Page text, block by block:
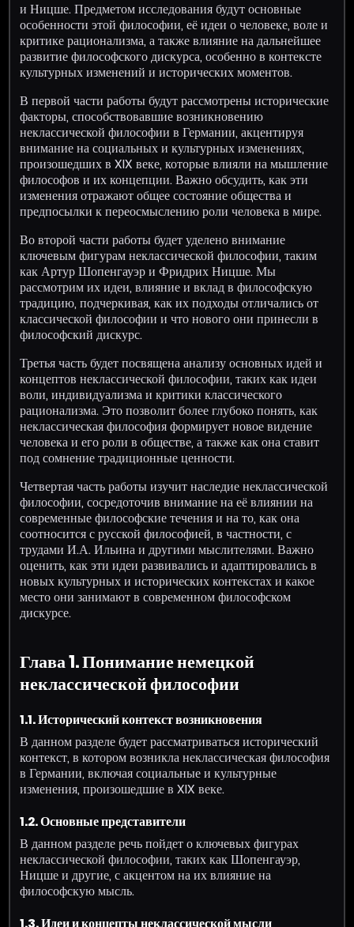
и Ницше. Предметом исследования будут основные
особенности этой философии, её идеи о человеке, воле и
критике рационализма, а также влияние на дальнейшее
развитие философского дискурса, особенно в контексте
культурных изменений и исторических моментов.
В первой части работы будут рассмотрены исторические
факторы, способствовавшие возникновению
неклассической философии в Германии, акцентируя
внимание на социальных и культурных изменениях,
произошедших в XIX веке, которые влияли на мышление
философов и их концепции. Важно обсудить, как эти
изменения отражают общее состояние общества и
предпосылки к переосмыслению роли человека в мире.
Во второй части работы будет уделено внимание
ключевым фигурам неклассической философии, таким
как Артур Шопенгауэр и Фридрих Ницше. Мы
рассмотрим их идеи, влияние и вклад в философскую
традицию, подчеркивая, как их подходы отличались от
классической философии и что нового они принесли в
философский дискурс.
Третья часть будет посвящена анализу основных идей и
концептов неклассической философии, таких как идеи
воли, индивидуализма и критики классического
рационализма. Это позволит более глубоко понять, как
неклассическая философия формирует новое видение
человека и его роли в обществе, а также как она ставит
под сомнение традиционные ценности.
Четвертая часть работы изучит наследие неклассической
философии, сосредоточив внимание на её влиянии на
современные философские течения и на то, как она
соотносится с русской философией, в частности, с
трудами И.А. Ильина и другими мыслителями. Важно
оценить, как эти идеи развивались и адаптировались в
новых культурных и исторических контекстах и какое
место они занимают в современном философском
дискурсе.
Глава 1. Понимание немецкой
неклассической философии
1.1. Исторический контекст возникновения
В данном разделе будет рассматриваться исторический
контекст, в котором возникла неклассическая философия
в Германии, включая социальные и культурные
изменения, произошедшие в XIX веке.
1.2. Основные представители
В данном разделе речь пойдет о ключевых фигурах
неклассической философии, таких как Шопенгауэр,
Ницше и другие, с акцентом на их влияние на
философскую мысль.